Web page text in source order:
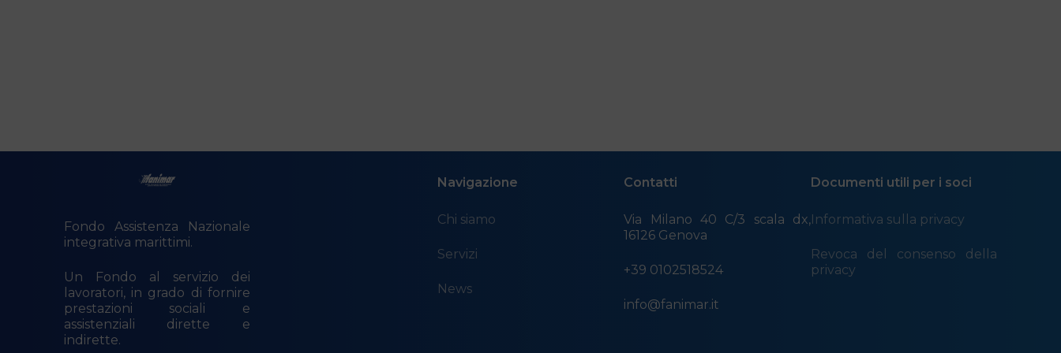
Fondo Assistenza Nazionale
integrativa marittimi.
Un Fondo al servizio dei
lavoratori, in grado di fornire
prestazioni sociali e
assistenziali dirette e
indirette.
Navigazione
Chi siamo
Servizi
News
Contatti
Via Milano 40 C/3 scala dx,
16126 Genova
+39 0102518524
info@fanimar.it
Documenti utili per i soci
Informativa sulla privacy
Revoca del consenso della
privacy